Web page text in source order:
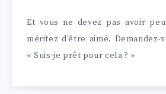
Et vous ne devez pas avoir
méritez d’être aimé. Demandez-
« Suis-je prêt pour cela ? »